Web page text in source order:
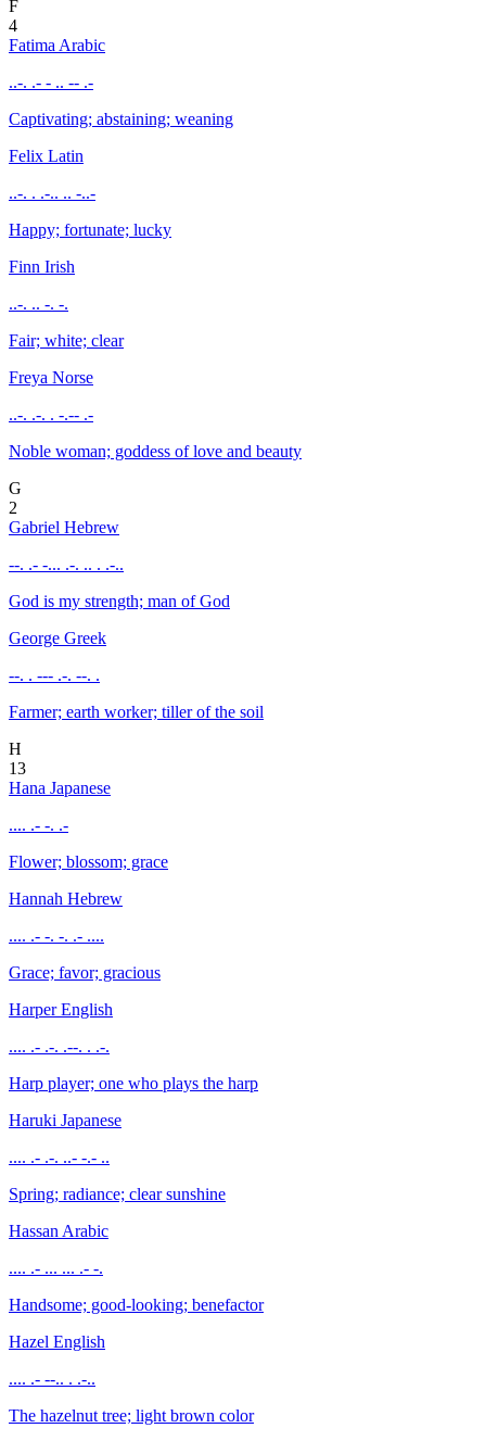
F
4
Fatima Arabic
..-. .- - .. -- .-
Captivating; abstaining; weaning
Felix Latin
..-. . .-.. .. -..-
Happy; fortunate; lucky
Finn Irish
..-. .. -. -.
Fair; white; clear
Freya Norse
..-. .-. . -.-- .-
Noble woman; goddess of love and beauty
G
2
Gabriel Hebrew
--. .- -... .-. .. . .-..
God is my strength; man of God
George Greek
--. . --- .-. --. .
Farmer; earth worker; tiller of the soil
H
13
Hana Japanese
.... .- -. .-
Flower; blossom; grace
Hannah Hebrew
.... .- -. -. .- ....
Grace; favor; gracious
HarperEnglish
.... .- .-. .--. . .-.
Harp player; one who plays the harp
Haruki Japanese
.... .- .-. ..- -.- ..
Spring; radiance; clear sunshine
Hassan Arabic
.... .- ... ... .- -.
Handsome; good-looking; benefactor
Hazel English
.... .- --.. . .-..
The hazelnut tree; light brown color